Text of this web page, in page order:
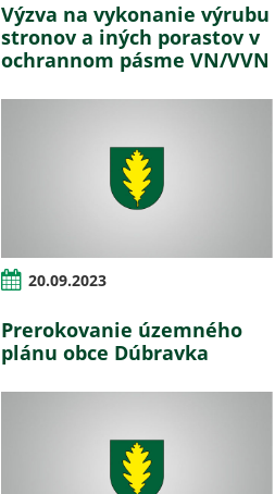
Výzva na vykonanie výrubu
stronov a iných porastov v
ochrannom pásme VN/VVN
20.09.2023
Prerokovanie územného
plánu obce Dúbravka